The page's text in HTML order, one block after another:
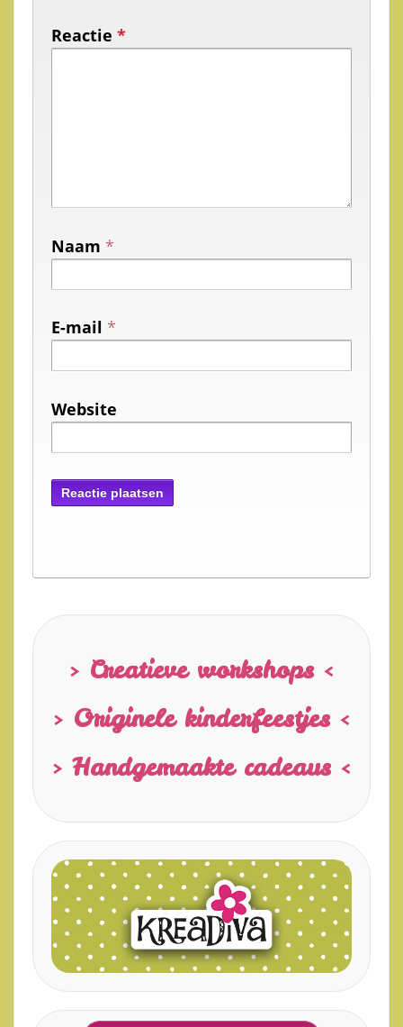
Reactie *
Naam *
E-mail *
Website
> Creatieve workshops <
> Originele kinderfeestjes <
> Handgemaakte cadeaus <